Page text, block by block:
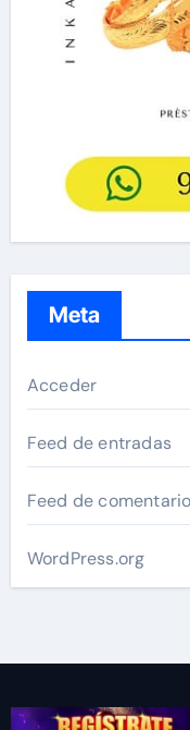
Meta
Acceder
Feed de entradas
Feed de
WordPress.org